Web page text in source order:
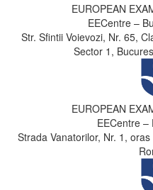
EUROPEAN
EECentre –
Str. Sfintii Voievozi, Nr. 65,
Sector 1,
EUROPEAN
EECentre –
Strada Vanatorilor, Nr. 1,